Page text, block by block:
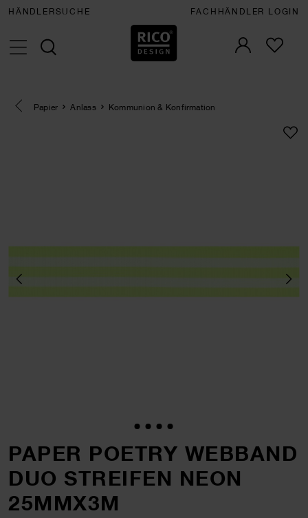
HÄNDLERSUCHE FACHHÄNDLER LOGIN
Eine Kategorie zurück navigieren
Papier Anlass Kommunion & Konfirmation
PAPER POETRY WEBBAND
DUO STREIFEN NEON
25MMX3M